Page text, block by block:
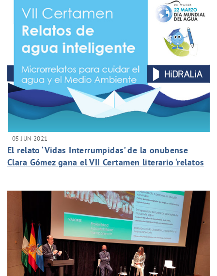
05 JUN 2021
El relato ‘Vidas Interrumpidas’ de la onubense
Clara Gómez gana el VII Certamen literario ‘relatos